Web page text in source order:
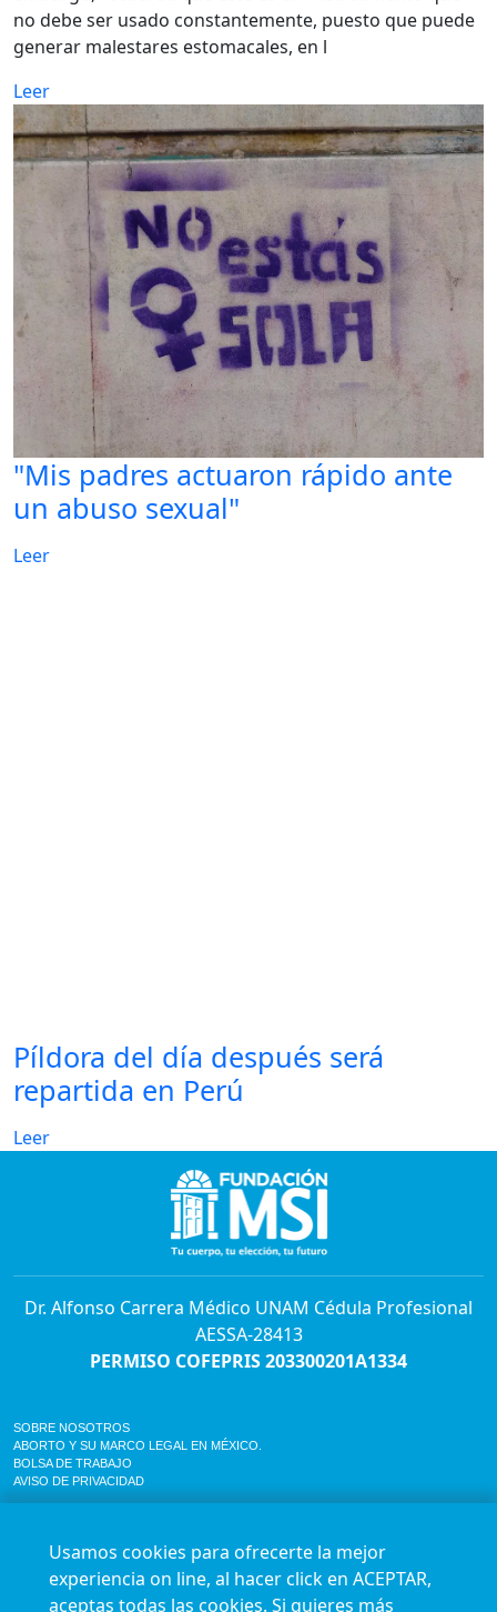
no debe ser usado constantemente, puesto que puede
generar malestares estomacales, en l
Leer
"Mis padres actuaron rápido ante
un abuso sexual"
Leer
Píldora del día después será
repartida en Perú
Leer
Dr. Alfonso Carrera Médico UNAM Cédula Profesional
AESSA-28413
PERMISO COFEPRIS 203300201A1334
SOBRE NOSOTROS
ABORTO Y SU MARCO LEGAL EN MÉXICO.
BOLSA DE TRABAJO
AVISO DE PRIVACIDAD
Agenda en línea24/7 aquí
Impact report
Usamos cookies para ofrecerte la mejor
experiencia on line, al hacer click en ACEPTAR,
aceptas todas las cookies. Si quieres más